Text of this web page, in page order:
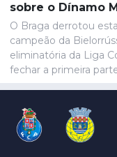
sobre o Dínamo
O Braga derrotou
campeão da
eliminatória da Liga
fechar a primeira